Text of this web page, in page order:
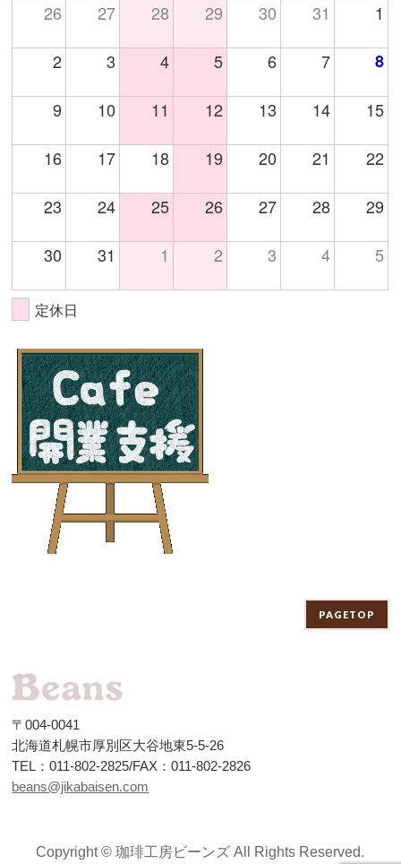
26 27 28 29 30 31 1
2 3 4 5 6 7 8
9 10 11 12 13 14 15
16 17 18 19 20 21 22
23 24 25 26 27 28 29
30 31 1 2 3 4 5
定休日
PAGETOP
〒004-0041
北海道札幌市厚別区大谷地東5-5-26
TEL：011-802-2825/FAX：011-802-2826
beans@jikabaisen.com
Copyright ©珈琲工房ビーンズ All Rights Reserved.